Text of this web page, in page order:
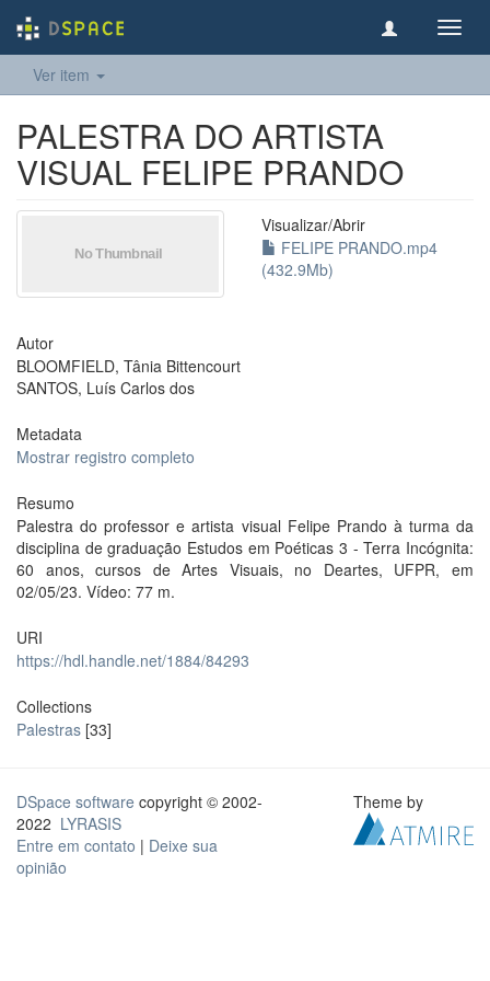
Ver item
PALESTRA DO ARTISTA
VISUAL FELIPE PRANDO
Visualizar/Abrir
FELIPE PRANDO.mp4
(432.9Mb)
Autor
BLOOMFIELD, Tânia Bittencourt
SANTOS, Luís Carlos dos
Metadata
Mostrar registro completo
Resumo
Palestra do professor e artista visual Felipe Prando à turma da
disciplina de graduação Estudos em Poéticas 3 - Terra Incógnita:
60 anos, cursos de Artes Visuais, no Deartes, UFPR, em
02/05/23. Vídeo: 77 m.
URI
https://hdl.handle.net/1884/84293
Collections
Palestras [33]
DSpace software copyright © 2002-
2022 LYRASIS
Entre em contato | Deixe sua
opinião
Theme by